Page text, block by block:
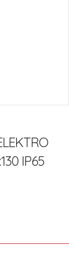
IP65